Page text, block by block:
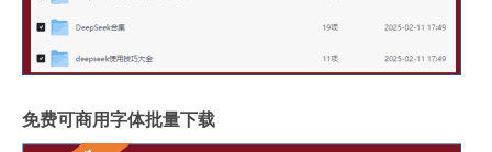
免费可商用字体批量下载